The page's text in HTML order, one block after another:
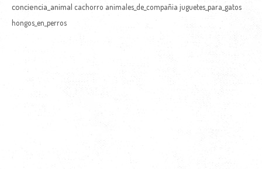
conciencia_animal cachorro animales_de_compañia juguetes_para_gatos
hongos_en_perros